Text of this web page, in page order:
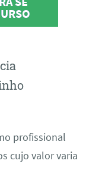
profissional
cujo valor varia